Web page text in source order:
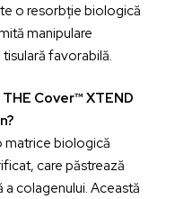
o resorbție biologică
manipulare
favorabilă.
Cover™ XTEND
matrice biologică
care păstrează
colagenului. Această